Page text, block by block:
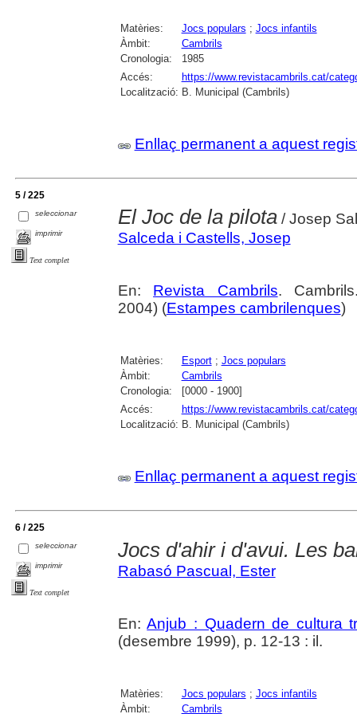
Matèries: Jocs populars ; Jocs infantils
Àmbit:
Cambrils
Cronologia:
1985
Accés:
https://www.revistacambrils.cat/
Localització: B. Municipal (Cambrils)
Enllaç permanent a aquest
5 / 225
seleccionar
imprimir
Text complet
El Joc de la pilota/ Josep
Salceda i Castells, Josep
En: Revista Cambrils.
2004) (Estampes cambrilenques)
Matèries: Esport; Jocs populars
Àmbit:
Cambrils
Cronologia:
[0000 - 1900]
Accés:
https://www.revistacambrils.cat/
Localització: B. Municipal (Cambrils)
Enllaç permanent a aquest
6 / 225
seleccionar
imprimir
Text complet
Jocs d'ahir i d'avui. Les
Rabasó Pascual, Ester
En:Anjub : Quadern de cultura
(desembre 1999), p. 12-13 : il.
Matèries: Jocs populars ; Jocs infantils
Àmbit:
Cambrils